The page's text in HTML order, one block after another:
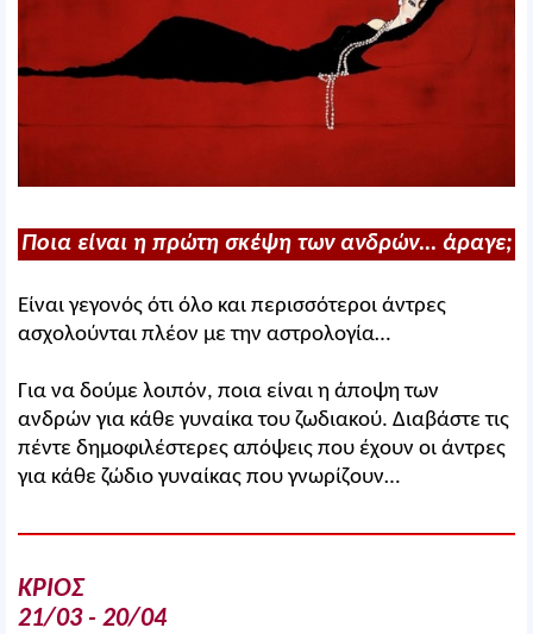
Ποια είναι η πρώτη σκέψη των ανδρών... άραγε;
Είναι γεγονός ότι όλο και περισσότεροι άντρες
ασχολούνται πλέον με την αστρολογία…
Για να δούμε λοιπόν, ποια είναι η άποψη των
ανδρών για κάθε γυναίκα του ζωδιακού. Διαβάστε τις
πέντε δημοφιλέστερες απόψεις που έχουν οι άντρες
για κάθε ζώδιο γυναίκας που γνωρίζουν…
ΚΡΙΟΣ
21/03 - 20/04